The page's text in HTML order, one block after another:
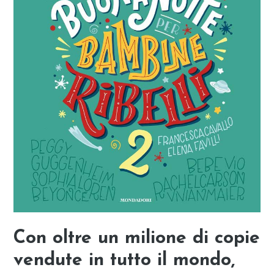
Con oltre un milione di copie
vendute in tutto il mondo,